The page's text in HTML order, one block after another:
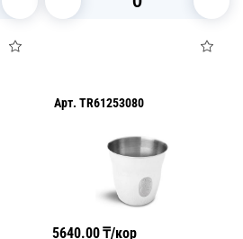
Арт. TR61253080
5640.00₸/кор